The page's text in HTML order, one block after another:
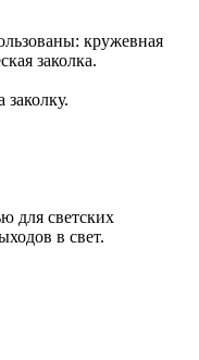
кружевная
заколка.
для светских
в свет.